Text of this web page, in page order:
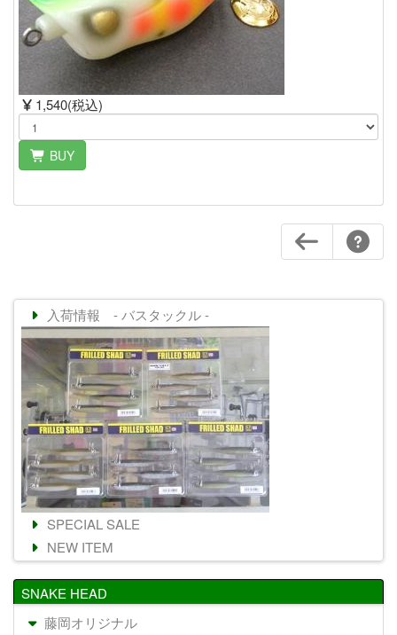
1,540(税込)
BUY
入荷情報 - バスタックル -
SPECIAL SALE
NEW ITEM
SNAKE HEAD
藤岡オリジナル